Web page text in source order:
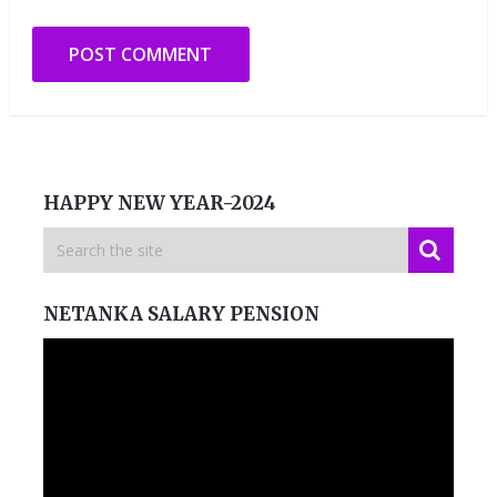
HAPPY NEW YEAR-2024
NETANKA SALARY PENSION